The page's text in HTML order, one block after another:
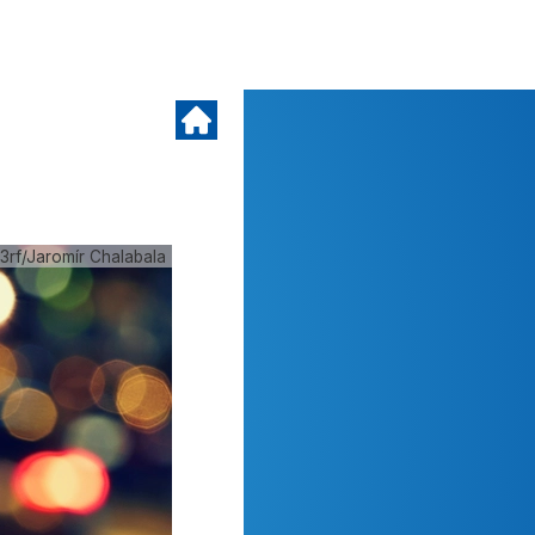
Jaromír Chalabala